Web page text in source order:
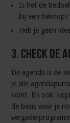
Is het de
bij een beknopt
Heb je geen
3. Check de
De agenda is de
je alle
komt. En ook:
de basis voor je